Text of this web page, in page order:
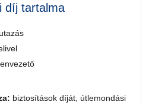
díj tartalma
biztosítások díját, útlemondási